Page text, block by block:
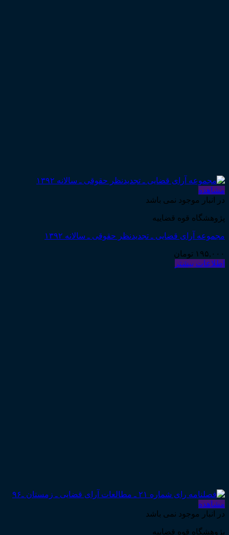
مشاهده
در انبار موجود نمی باشد
پژوهشگاه قوه قضاییه
مجموعه آرای قضایی ـ تجدیدنظر حقوقی ـ سالانه ۱۳۹۲
۱۹۵,۰۰۰ تومان
اطلاعات بیشتر
مشاهده
در انبار موجود نمی باشد
پژوهشگاه قوه قضاییه